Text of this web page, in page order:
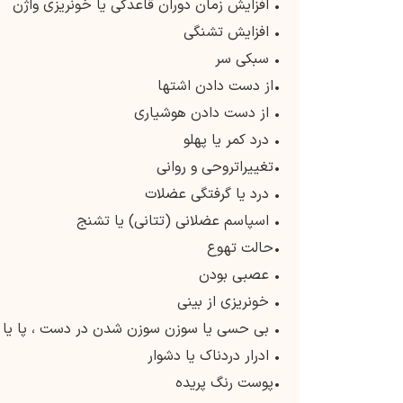
• افزایش زمان دوران قاعدگی یا خونریزی واژن
• افزایش تشنگی
• سبکی سر
•از دست دادن اشتها
• از دست دادن هوشیاری
• درد کمر یا پهلو
•تغییراتروحی و روانی
• درد یا گرفتگی عضلات
• اسپاسم عضلانی (تتانی) یا تشنج
•حالت تهوع
• عصبی بودن
• خونریزی از بینی
• بی حسی یا سوزن سوزن شدن در دست ، پا
• ادرار دردناک یا دشوار
•پوست رنگ پریده